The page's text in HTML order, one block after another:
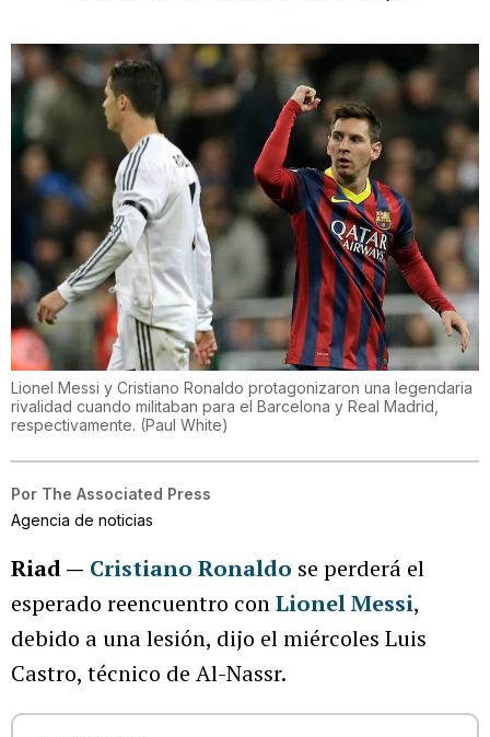
Lionel Messi y Cristiano Ronaldo protagonizaron una legendaria
rivalidad cuando militaban para el Barcelona y Real Madrid,
respectivamente. (Paul White)
Por The Associated Press
Agencia de noticias
Riad — Cristiano Ronaldo se perderá el
esperado reencuentro conLionel Messi,
debido a una lesión, dijo el miércoles Luis
Castro, técnico de Al-Nassr.